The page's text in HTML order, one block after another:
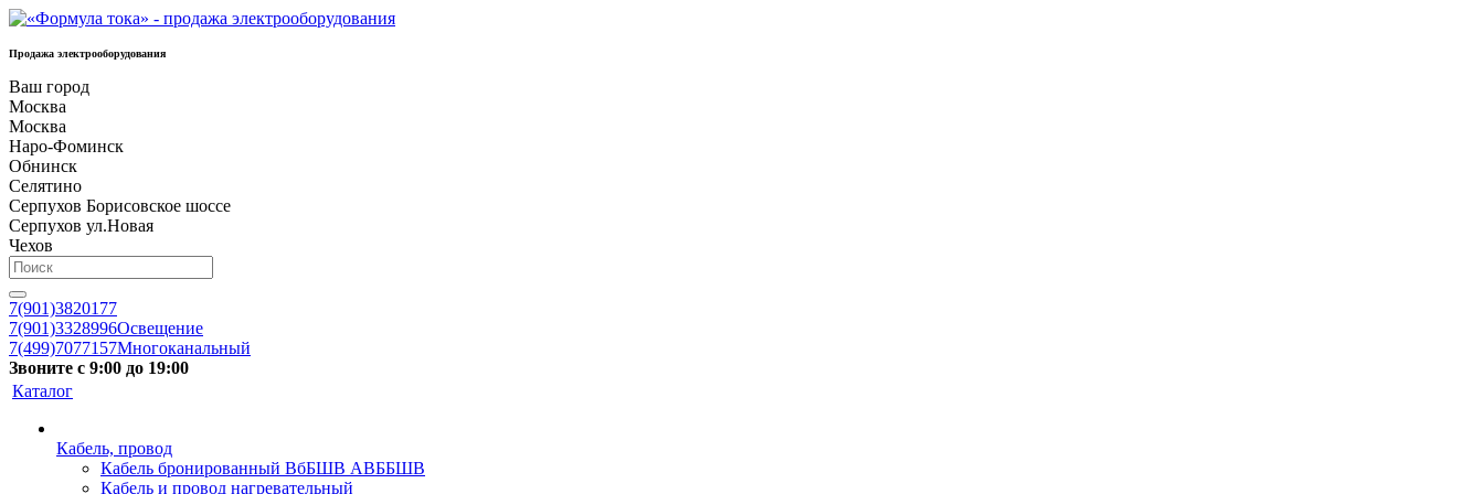
Продажа электрооборудования
Ваш город
Москва
Москва
Наро-Фоминск
Обнинск
Селятино
Серпухов Борисовское шоссе
Серпухов ул.Новая
Чехов
7(901)3820177
7(901)3328996Освещение
7(499)7077157Многоканальный
Звоните с 9:00 до 19:00
Каталог
Кабель, провод
Кабель бронированный ВбБШВ АВББШВ
Кабель и провод нагревательный